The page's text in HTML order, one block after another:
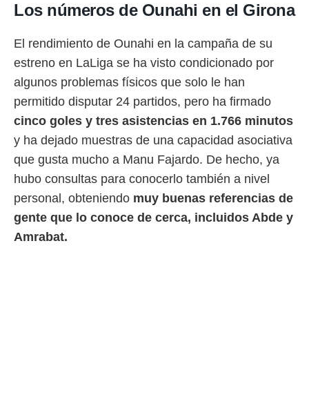
Los números de Ounahi en el Girona
El rendimiento de Ounahi en la campaña de su
estreno en LaLiga se ha visto condicionado por
algunos problemas físicos que solo le han
permitido disputar 24 partidos, pero ha firmado
cinco goles y tres asistencias en 1.766 minutos
y ha dejado muestras de una capacidad asociativa
que gusta mucho a Manu Fajardo. De hecho, ya
hubo consultas para conocerlo también a nivel
personal, obteniendo muy buenas referencias de
gente que lo conoce de cerca, incluidos Abde y
Amrabat.